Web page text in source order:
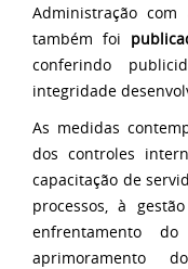
Administração
também foi
conferindo
integridade
As medidas
dos controles
capacitação de
processos, à
enfrentamento